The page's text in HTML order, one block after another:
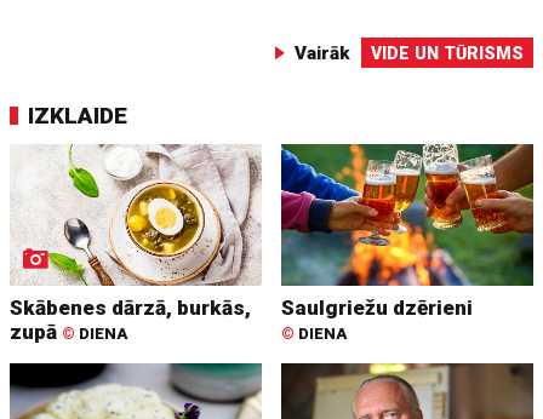
Vairāk VIDE UN TŪRISMS
IZKLAIDE
Skābenes dārzā, burkās,
zupā © DIENA
Saulgriežu dzērieni
© DIENA